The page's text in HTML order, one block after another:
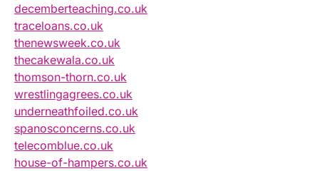
decemberteaching.co.uk
traceloans.co.uk
thenewsweek.co.uk
thecakewala.co.uk
thomson-thorn.co.uk
wrestlingagrees.co.uk
underneathfoiled.co.uk
spanosconcerns.co.uk
telecomblue.co.uk
house-of-hampers.co.uk